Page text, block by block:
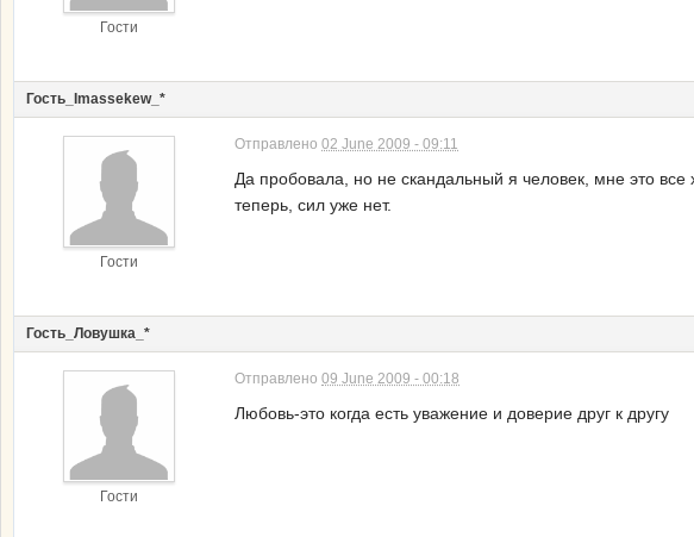
Гости
Гость_Imassekew_*
Гости
Отправлено 02 June 2009 - 09:11
Да пробовала, но не скандальный я человек, мне это
теперь, сил уже нет.
Гость_Ловушка_*
Гости
Отправлено 09 June 2009 - 00:18
Любовь-это когда есть уважение и доверие друг к другу